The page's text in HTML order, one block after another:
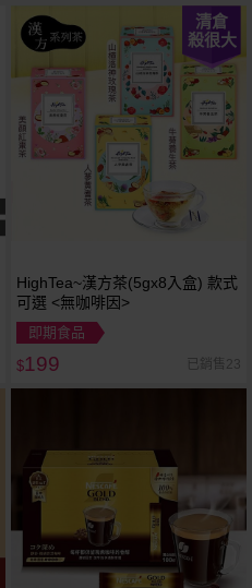
清倉
殺很大
HighTea~漢方茶(5gx8入盒) 款式
可選 <無咖啡因>
即期食品
$199 已銷售23